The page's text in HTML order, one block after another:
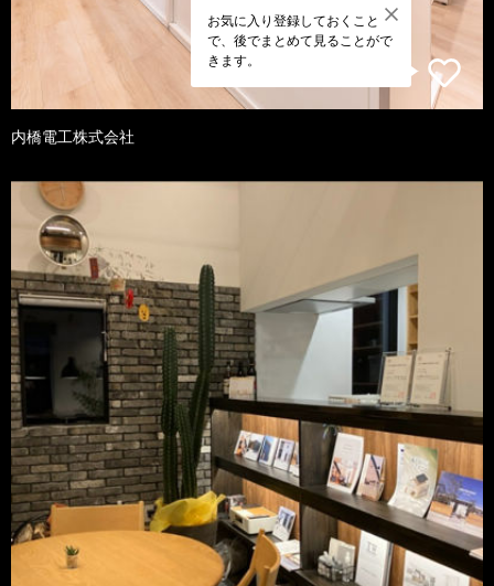
お気に入り登録しておくこと
で、後でまとめて見ることがで
きます。
内橋電工株式会社